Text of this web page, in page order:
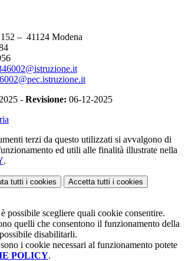
– 41124 Modena
- Revisione: 06-12-2025
terzi da questo utilizzati si avvalgono di
ed utili alle finalità illustrate nella
.
tutti i cookies Accetta tutti i cookies
possibile scegliere quali cookie consentire.
quelli che consentono il funzionamento della
disabilitarli.
i cookie necessari al funzionamento potete
POLICY.